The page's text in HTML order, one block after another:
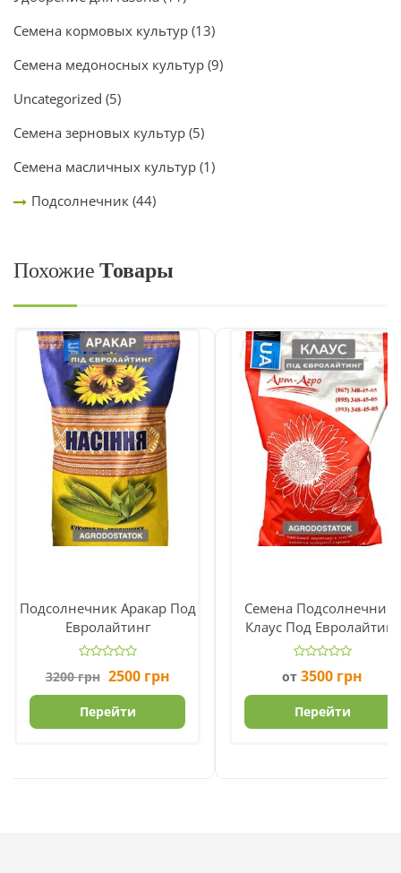
Семена кормовых культур (13)
Семена медоносных культур (9)
Uncategorized (5)
Семена зерновых культур (5)
Семена масличных культур (1)
Подсолнечник (44)
Похожие Товары
Подсолнечник Аракар Под
Евролайтинг
3200грн Первоначальная
цена
составляла
3200 грн.
2500 грнТекущая
цена:
Перейти
Семена Подсолнечника
Клаус Под Евролайтинг
от 3500 грн
Перейти